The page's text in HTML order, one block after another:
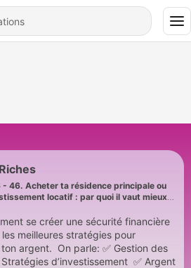
- 46. Acheter ta résidence principale ou
locatif : par quoi il vaut mieux
se créer une sécurité financière
✅ Gestion des